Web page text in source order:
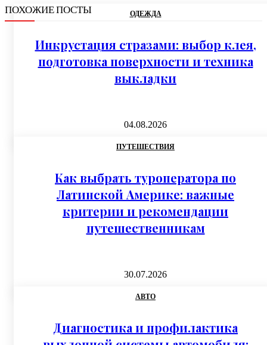
ПОХОЖИЕ ПОСТЫ ОДЕЖДА
Инкрустация стразами: выбор клея,
подготовка поверхности и техника
выкладки
04.08.2026
ПУТЕШЕСТВИЯ
Как выбрать туроператора по
Латинской Америке: важные
критерии и рекомендации
путешественникам
30.07.2026
АВТО
Диагностика и профилактика